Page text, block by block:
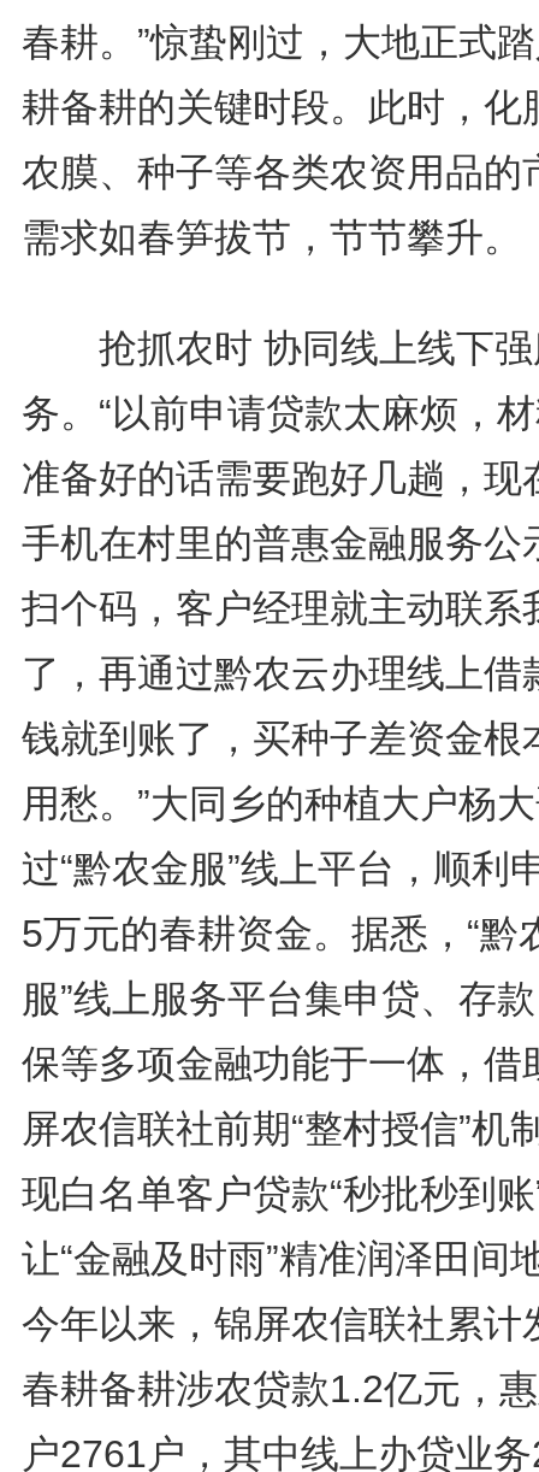
春耕。”惊蛰刚过，大地正式
耕备耕的关键时段。此时，化
农膜、种子等各类农资用品的
需求如春笋拔节，节节攀升。
抢抓农时 协同线上线下强
务。“以前申请贷款太麻烦，
准备好的话需要跑好几趟，现
手机在村里的普惠金融服务公
扫个码，客户经理就主动联系
了，再通过黔农云办理线上借
钱就到账了，买种子差资金根
用愁。”大同乡的种植大户杨
过“黔农金服”线上平台，顺利
5万元的春耕资金。据悉，“黔
服”线上服务平台集申贷、存
保等多项金融功能于一体，借
屏农信联社前期“整村授信”机
现白名单客户贷款“秒批秒到账
让“金融及时雨”精准润泽田间
今年以来，锦屏农信联社累计
春耕备耕涉农贷款1.2亿元，
户2761户，其中线上办贷业